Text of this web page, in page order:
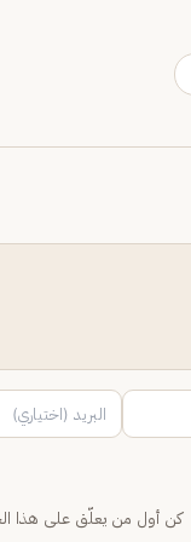
كن أول من يعلّق على هذا